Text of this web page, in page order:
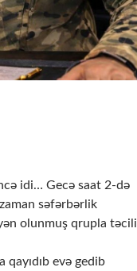
idi… Gecə saat 2-də
səfərbərlik
olunmuş qrupla təcili
qayıdıb evə gedib